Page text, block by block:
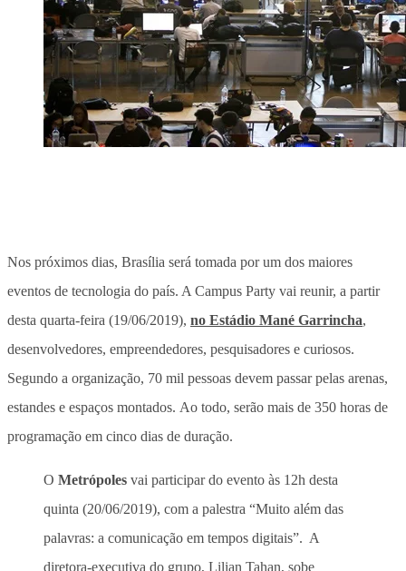
Nos próximos dias, Brasília será tomada por um dos maiores
eventos de tecnologia do país. A Campus Party vai reunir, a partir
desta quarta-feira (19/06/2019), no Estádio Mané Garrincha,
desenvolvedores, empreendedores, pesquisadores e curiosos.
Segundo a organização, 70 mil pessoas devem passar pelas arenas,
estandes e espaços montados. Ao todo, serão mais de 350 horas de
programação em cinco dias de duração.
O Metrópoles vai participar do evento às 12h desta
quinta (20/06/2019), com a palestra “Muito além das
palavras: a comunicação em tempos digitais”. A
diretora-executiva do grupo, Lilian Tahan, sobe